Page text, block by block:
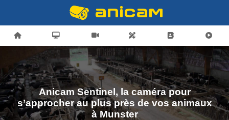
Anicam Sentinel, la caméra pour
s’approcher au plus près de vos animaux
à Munster